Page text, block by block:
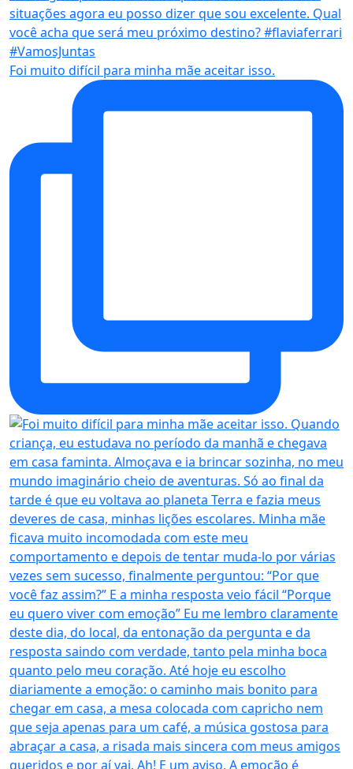
Foi muito difícil para minha mãe aceitar isso.